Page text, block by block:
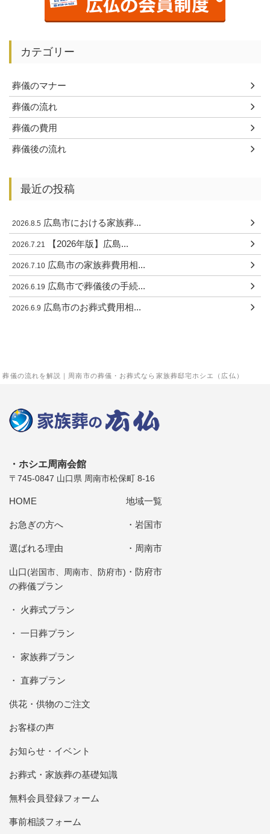
葬儀の流れを解説｜周南市の葬儀・お葬式なら家族葬邸宅ホシエ（広仏）
カテゴリー
葬儀のマナー
葬儀の流れ
葬儀の費用
葬儀後の流れ
最近の投稿
2026.8.5 広島市における家族葬...
2026.7.21 【2026年版】広島...
2026.7.10 広島市の家族葬費用相...
2026.6.19 広島市で葬儀後の手続...
2026.6.9 広島市のお葬式費用相...
ホシエ周南会館
〒745-0847 山口県 周南市松保町 8-16
HOME
お急ぎの方へ
選ばれる理由
山口 (岩国市、周南市、防府市)
の葬儀プラン
火葬式プラン
一日葬プラン
家族葬プラン
直葬プラン
地域一覧
岩国市
周南市
防府市
供花・供物のご注文
お客様の声
お知らせ・イベント
お葬式・家族葬の基礎知識
無料会員登録フォーム
事前相談フォーム